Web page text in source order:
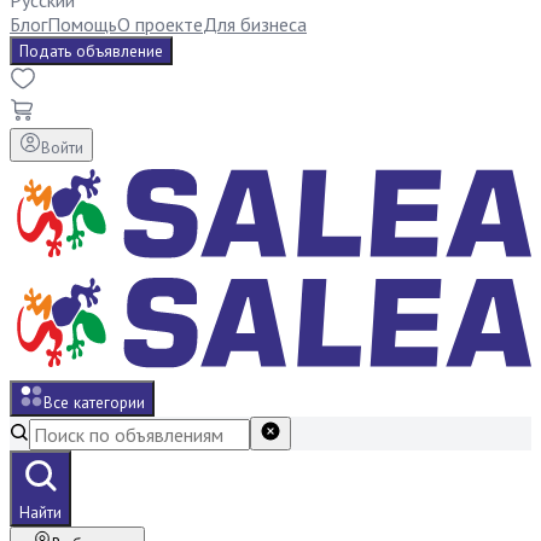
БлогПомощьО проектеДля бизнеса
Подать объявление
Войти
Все категории
Найти